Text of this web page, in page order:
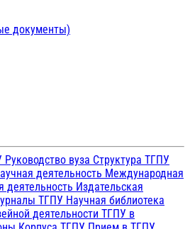
документы)
Руководство вуза Структура ТГПУ
деятельность Международная
деятельность Издательская
ТГПУ Научная библиотека
деятельности ТГПУ в